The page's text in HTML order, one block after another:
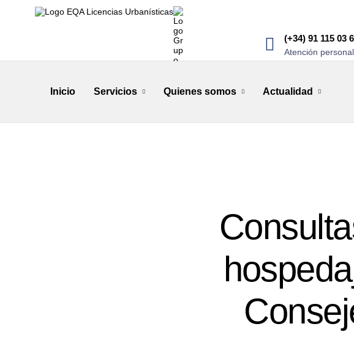
(+34) 91 115 03
Atención
Inicio Servicios Quienes somos Actualidad